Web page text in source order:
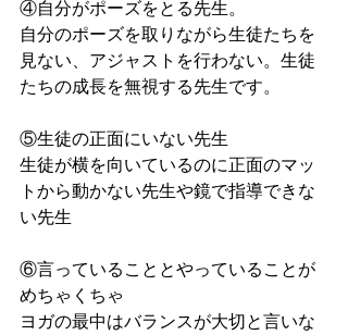
④自分がポーズをとる先生。
自分のポーズを取りながら生徒たちを
見ない、アジャストを行わない。生徒
たちの成長を無視する先生です。
⑤生徒の正面にいない先生
生徒が横を向いているのに正面のマッ
トから動かない先生や鏡で指導できな
い先生
⑥言っていることとやっていることが
めちゃくちゃ
ヨガの最中はバランスが大切と言いな